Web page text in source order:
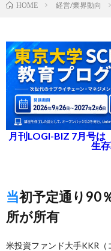
HOME 経営/業界動向
月刊LOGI-BIZ 7月号は
生
当初予定通り90％を保有、残りは日立製作
所が所有
米投資ファンド大手KKR